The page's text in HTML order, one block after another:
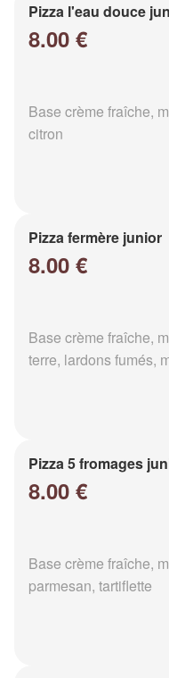
Pizza l'eau douce
8.00 €
Base crème fraîche,
citron
Pizza fermère junior
8.00 €
Base crème fraîche,
terre, lardons fumés,
Pizza 5 fromages
8.00 €
Base crème fraîche,
parmesan, tartiflette